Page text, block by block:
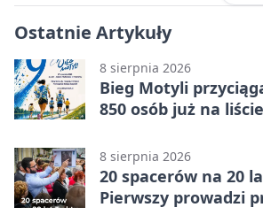
Ostatnie Artykuły
8 sierpnia 2026
Bieg Motyli
850 osób już na
8 sierpnia 2026
20 spacerów na 20
Pierwszy prowadzi